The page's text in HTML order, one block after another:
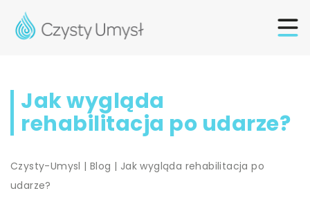
Jak wygląda
rehabilitacja po udarze?
Czysty-Umysl |Blog | Jak wygląda rehabilitacja po
udarze?